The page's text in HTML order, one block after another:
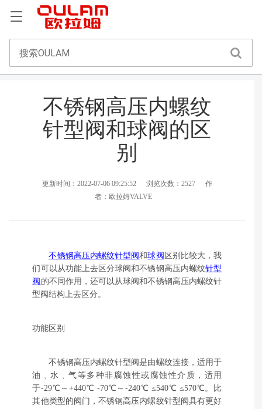
不锈钢高压内螺纹
针型阀和球阀的区
别
更新时间：2022-07-06 09:25:52 浏览次数：2527
作
者：欧拉姆VALVE
不锈钢高压内螺纹针型阀和球阀 区别比较大，我
们可以从功能上去区分球阀和不锈钢高压内螺纹针型
阀 的不同作用，还可以从球阀和不锈钢高压内螺纹针
型阀结构上去区分。
功能区别
不锈钢高压内螺纹针型阀是由螺纹连接，适用于
油﹑水﹑气等多种非腐蚀性或腐蚀性介质，适用
于-29℃～+440℃ -70℃～-240℃ ≤540℃ ≤570℃。比
其他类型的阀门，不锈钢高压内螺纹针型阀具有更好